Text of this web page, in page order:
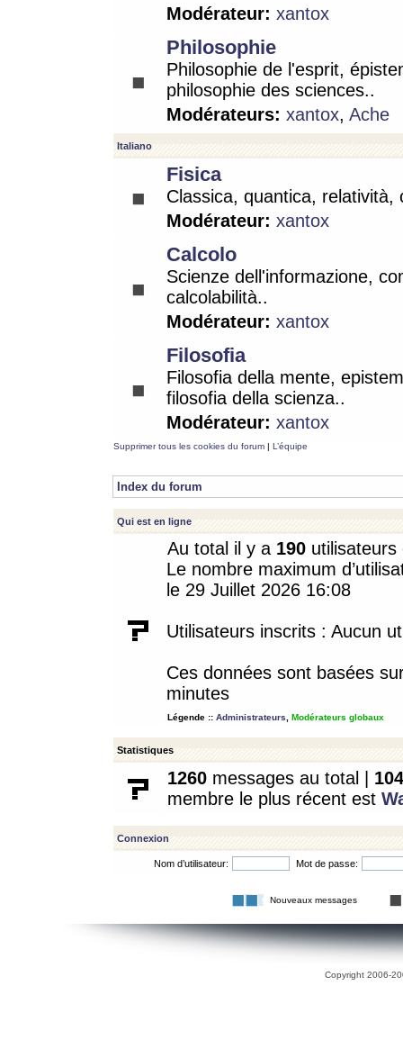
Modérateur: xantox
Philosophie
Philosophie de l'esprit,
philosophie des sciences..
Modérateurs: xantox, Ache
Italiano
Fisica
Classica, quantica, relatività,
Modérateur: xantox
Calcolo
Scienze dell'informazione,
calcolabilità..
Modérateur: xantox
Filosofia
Filosofia della mente,
filosofia della scienza..
Modérateur: xantox
Supprimer tous les cookies du forum | L’équipe
Index du forum
Qui est en ligne
Au total il y a 190
Le nombre maximum
le 29 Juillet 2026 16:08
Utilisateurs inscrits : Aucun
Ces données sont basées
minutes
Légende :: Administrateurs Modérateurs globaux
Statistiques
1260 messages au total | 104
membre le plus récent est
Connexion
Nom d’utilisateur: Mot de passe:
Nouveaux messages
Copyright 2006-